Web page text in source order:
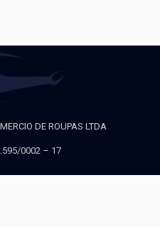
DE ROUPAS LTDA
0002 – 17